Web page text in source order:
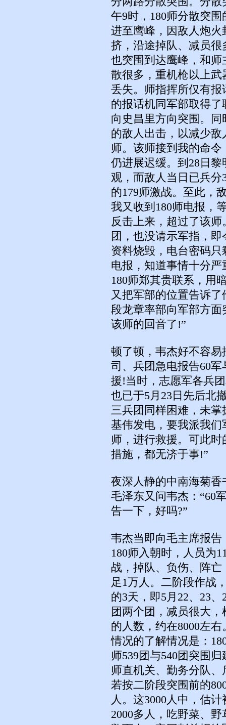
午9时，180师分散突
进至鹰峰，因敌人炮
挤，沿途掉队、减员很
也突围到达鹰峰，和
散很多，重机枪以上
丢失。师指挥所仅有报
的报话机同军部取得
向史昌里方向突围。
的敌人出击，以减少敌
师。该师接到我的命
仍进展迟缓。到28日
观，而敌人当日已兵分
的179师激战。至此，
我又收到180师电报，
反击上来，超过了该
团，也没请示军指，
资料烧毁，电台密码
电报，知道事情十分
180师郑其贵联系，用
又把军部的位置告诉
段龙章率部向军部方
该师的回音了!”
顿了顿，韦杰好不容
司、兵团急电报告60
援!当时，志愿军各兵
也已于5月23日先后北
三兵团同样困难，未
基伟发电，要我派我们
师，进行救援。可此
措施，都无济于事!”
夜深人静的中南海菊
毛泽东又问韦杰：“60
告一下，好吗?”
韦杰当即向毛主席报
180师入朝时，人员为
战，掉队、负伤、阵
足1万人。二阶段作战
的3天，即5月22、23
团两个团，减员很大
的人数，约在8000左
情况的了解情况是：
师539团与540团突围
师直机关、勤务分队、
若按二阶段突围前的
人。这3000人中，估
2000多人，吃野菜、